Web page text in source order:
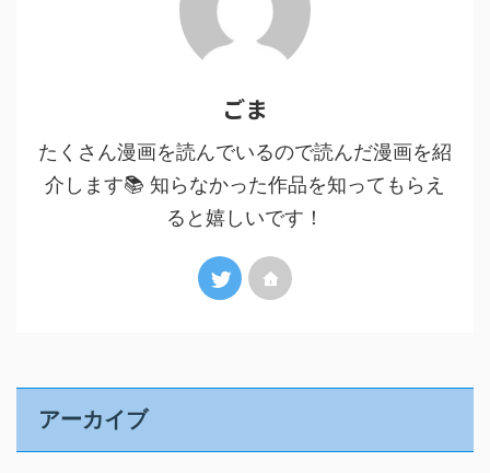
ごま
たくさん漫画を読んでいるので読んだ漫画を紹
介します📚 知らなかった作品を知ってもらえ
ると嬉しいです！
アーカイブ